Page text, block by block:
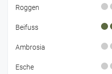
Roggen
Beifuss
Ambrosia
Esche